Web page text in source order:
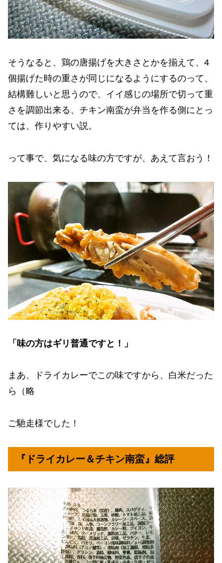
そうなると、鶏の唐揚げを大きさとかを揃えて、4
個揚げた時の重さが同じになるようにするのって、
結構難しいと思うので、イイ感じの場所で切って重
さを調節出来る、チキン南蛮が弁当を作る側にとっ
ては、作りやすい説。
って事で、気になる味の方ですが、あえて言おう！
「味の方はギリ普通ですと！」
まあ、ドライカレーでこの味ですから、白米だった
ら（略
ご馳走様でした！
『ドライカレー＆チキン南蛮』総評